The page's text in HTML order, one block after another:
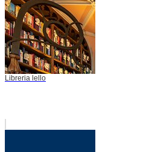
Libreria lello